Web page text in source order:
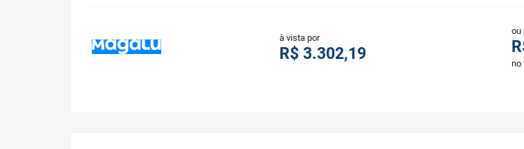
à vista por
R$ 3.302,19
ou
no